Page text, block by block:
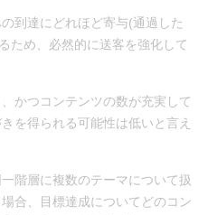
到達にどれほど寄与(通過した
ため、必然的に送客を強化して
かつコンテンツの数が充実して
を得られる可能性は低いと言え
階層に複数のテーマについて扱
合、目標達成についてどのコン